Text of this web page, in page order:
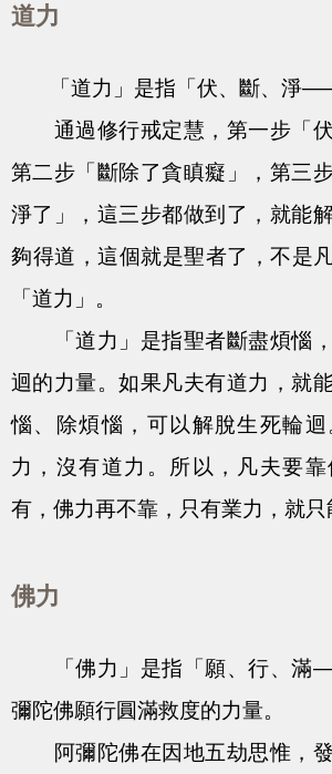
道力
「道力」是指「伏、斷、淨——
通過修行戒定慧，第一步「伏
第二步「斷除了貪瞋癡」，第三
淨了」，這三步都做到了，就能
夠得道，這個就是聖者了，不是
「道力」。
「道力」是指聖者斷盡煩惱，
迴的力量。如果凡夫有道力，就
惱、除煩惱，可以解脫生死輪
力，沒有道力。所以，凡夫要
有，佛力再不靠，只有業力，就只
佛力
「佛力」是指「願、行、滿
彌陀佛願行圓滿救度的力量。
阿彌陀佛在因地五劫思惟，發